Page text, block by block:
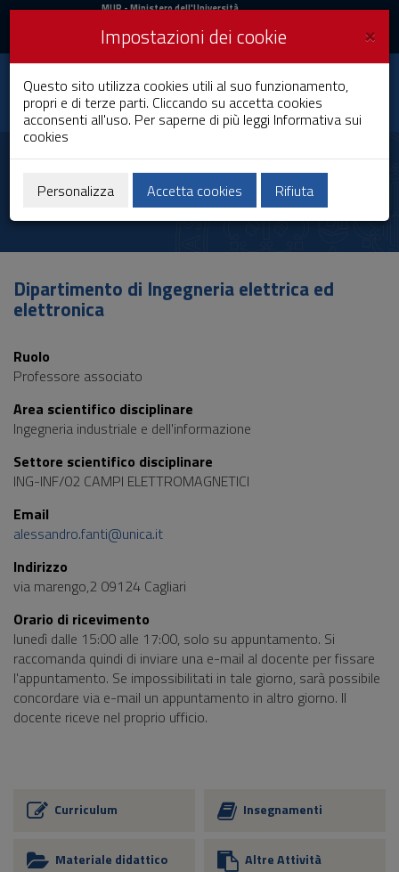
Vai
al
navigazione
sito
al
Footer
MIUR
Accedi
MUR- Ministero dell'Università
Accedi UniCA News
Toggle
navigation
Università degli
Studi di Cagliari
Alessandro Fanti
Dipartimento di Ingegneria elettrica ed
elettronica
Ruolo
Professore associato
Area scientifico disciplinare
Ingegneria industriale e dell'informazione
Settore scientifico disciplinare
ING-INF/02 CAMPI ELETTROMAGNETICI
Email
alessandro.fanti@unica.it
Indirizzo
via marengo,2 09124 Cagliari
Orario di ricevimento
lunedì dalle 15:00 alle 17:00, solo su appuntamento. Si
raccomanda quindi di inviare una e-mail al docente per fissare
l'appuntamento. Se impossibilitati in tale giorno, sarà possibile
concordare via e-mail un appuntamento in altro giorno. Il
docente riceve nel proprio ufficio.
Curriculum Insegnamenti
Materiale didattico Altre Attività
×
Impostazioni dei cookie
Questo sito utilizza cookies utili al suo funzionamento,
propri e di terze parti. Cliccando su accetta cookies
acconsenti all'uso. Per saperne di più leggi Informativa sui
cookies
Personalizza Accetta cookies Rifiuta